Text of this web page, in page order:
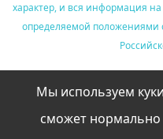
характер, и вся информация
определяемой положениями
Мы используем
сможет нормально